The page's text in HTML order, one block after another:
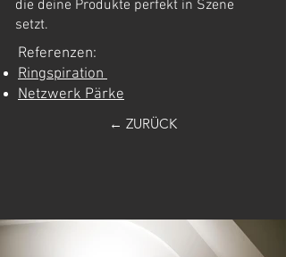
die deine Produkte perfekt in Szene
setzt.
Referenzen:
Ringspiration
Netzwerk Pärke
← ZURÜCK